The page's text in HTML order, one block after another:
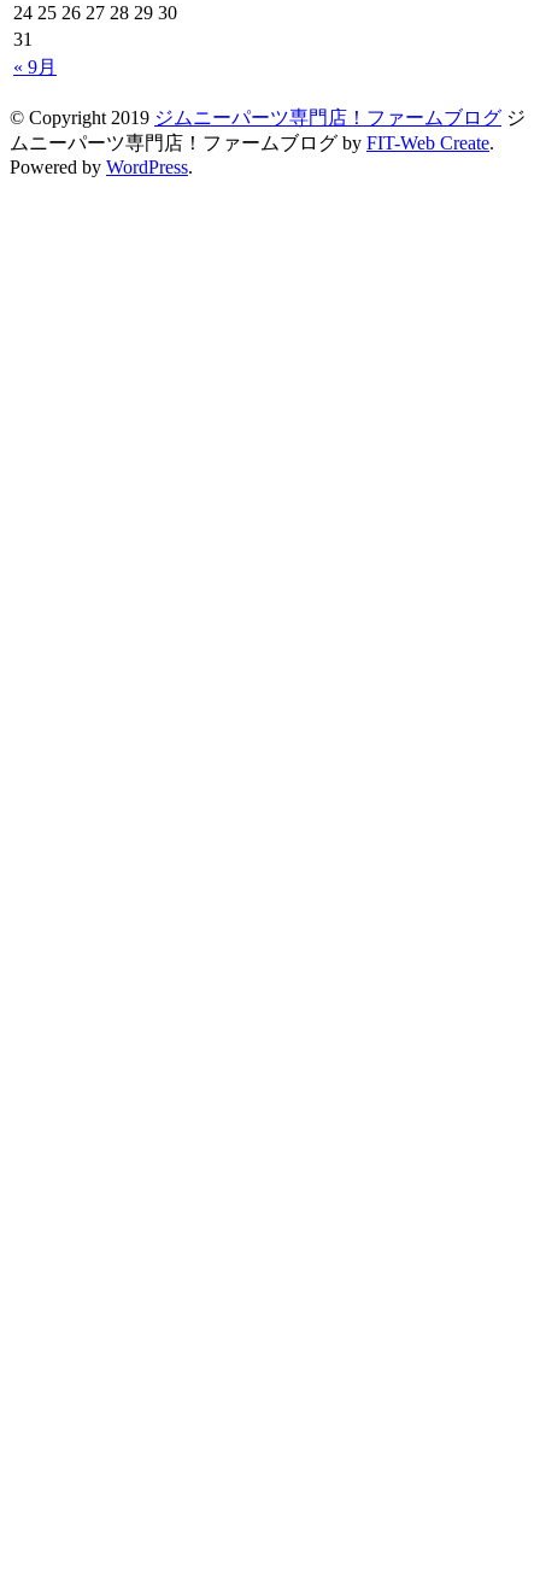
« 9月
24 25 26 27 28 29 30
31
© Copyright 2019 ジムニーパーツ専門店！ファームブログ ジ
ムニーパーツ専門店！ファームブログ by FIT-Web Create.
Powered by WordPress.